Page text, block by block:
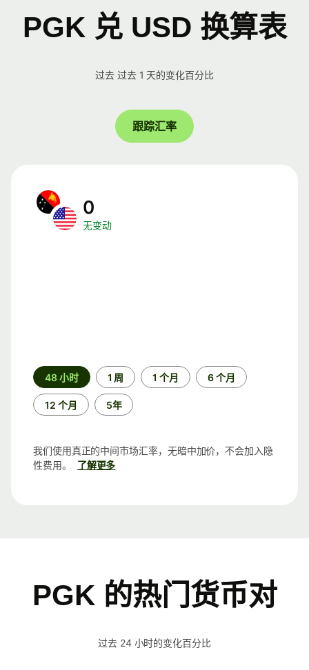
PGK 兑 USD 换算表
过去 过去 1 天的变化百分比
跟踪汇率
0
无变动
时
间
段
48 小时 1 周 1 个月 6 个月
12 个月 5年
我们使用真正的中间市场汇率，无暗中加价，不会加入隐
性费用。
了解更多
PGK 的热门货币对
过去 24 小时的变化百分比